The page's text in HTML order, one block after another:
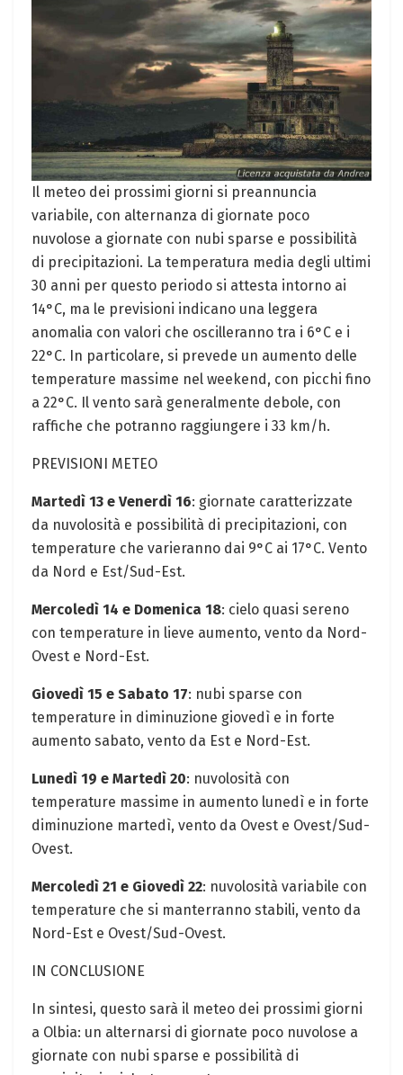
Il meteo dei prossimi giorni si preannuncia
variabile, con alternanza di giornate poco
nuvolose a giornate con nubi sparse e possibilità
di precipitazioni. La temperatura media degli ultimi
30 anni per questo periodo si attesta intorno ai
14°C, ma le previsioni indicano una leggera
anomalia con valori che oscilleranno tra i 6°C e i
22°C. In particolare, si prevede un aumento delle
temperature massime nel weekend, con picchi fino
a 22°C. Il vento sarà generalmente debole, con
raffiche che potranno raggiungere i 33 km/h.
PREVISIONI METEO
Martedì 13 e Venerdì 16: giornate caratterizzate
da nuvolosità e possibilità di precipitazioni, con
temperature che varieranno dai 9°C ai 17°C. Vento
da Nord e Est/Sud-Est.
Mercoledì 14 e Domenica 18: cielo quasi sereno
con temperature in lieve aumento, vento da Nord-
Ovest e Nord-Est.
Giovedì 15 e Sabato 17: nubi sparse con
temperature in diminuzione giovedì e in forte
aumento sabato, vento da Est e Nord-Est.
Lunedì 19 e Martedì 20: nuvolosità con
temperature massime in aumento lunedì e in forte
diminuzione martedì, vento da Ovest e Ovest/Sud-
Ovest.
Mercoledì 21 e Giovedì 22: nuvolosità variabile con
temperature che si manterranno stabili, vento da
Nord-Est e Ovest/Sud-Ovest.
IN CONCLUSIONE
In sintesi, questo sarà il meteo dei prossimi giorni
a Olbia: un alternarsi di giornate poco nuvolose a
giornate con nubi sparse e possibilità di